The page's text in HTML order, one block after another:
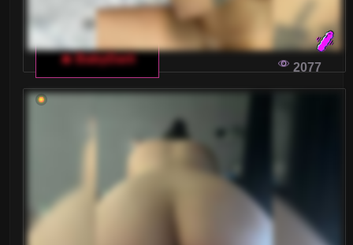
Owłosione cipki
Palenie
Rude
Sex Grupowy
Stopy Fetysz
Studentki
Umięśnione
🔥 BabyDarii
2077